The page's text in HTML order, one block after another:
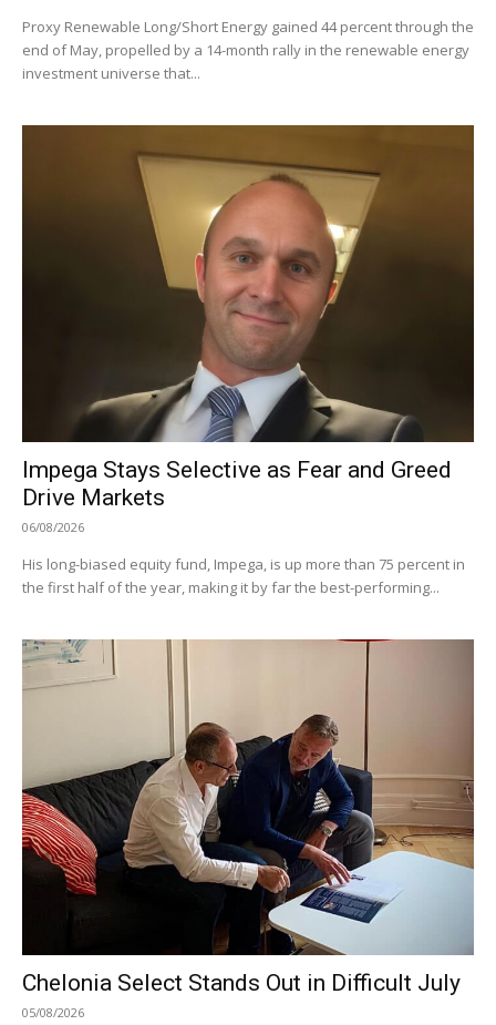
Proxy Renewable Long/Short Energy gained 44 percent through the
end of May, propelled by a 14-month rally in the renewable energy
investment universe that...
Impega Stays Selective as Fear and Greed
Drive Markets
06/08/2026
His long-biased equity fund, Impega, is up more than 75 percent in
the first half of the year, making it by far the best-performing...
Chelonia Select Stands Out in Difficult July
05/08/2026